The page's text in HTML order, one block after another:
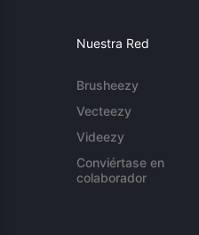
Nuestra Red
Brusheezy
Vecteezy
Videezy
Conviértase en
colaborador